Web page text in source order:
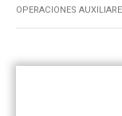
OPERACIONES